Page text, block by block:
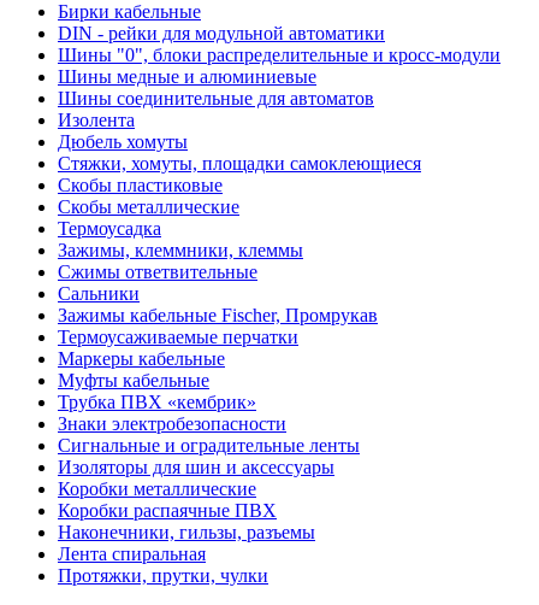
Бирки кабельные
DIN - рейки для модульной автоматики
Шины "0", блоки распределительные и кросс-модули
Шины медные и алюминиевые
Шины соединительные для автоматов
Изолента
Дюбель хомуты
Стяжки, хомуты, площадки самоклеющиеся
Скобы пластиковые
Скобы металлические
Термоусадка
Зажимы, клеммники, клеммы
Сжимы ответвительные
Сальники
Зажимы кабельные Fischer, Промрукав
Термоусаживаемые перчатки
Маркеры кабельные
Муфты кабельные
Трубка ПВХ «кембрик»
Знаки электробезопасности
Сигнальные и оградительные ленты
Изоляторы для шин и аксессуары
Коробки металлические
Коробки распаячные ПВХ
Наконечники, гильзы, разъемы
Лента спиральная
Протяжки, прутки, чулки